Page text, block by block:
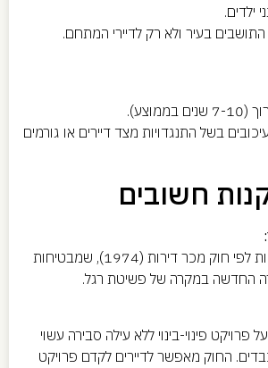
ילדים.
בשל התנגדויות מצד דיירים או גורמים
חשובים
על היזם לספק ערבויות לפי חוק מכר דירות (1974), שמבטיחות
החדשה במקרה של פשיטת רגל.
פינוי-בינוי ללא עילה סבירה עשוי
החוק מאפשר לדיירים לקדם פרויקט